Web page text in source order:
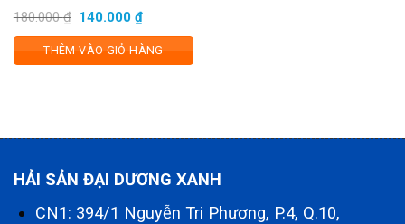
180.000₫ Giá
là:
180.000 ₫.
140.000₫Giá
tại
là:
140.000 ₫.
THÊM VÀO GIỎ HÀNG
HẢI SẢN ĐẠI DƯƠNG XANH
CN1: 394/1 Nguyễn Tri Phương, P.4, Q.10,